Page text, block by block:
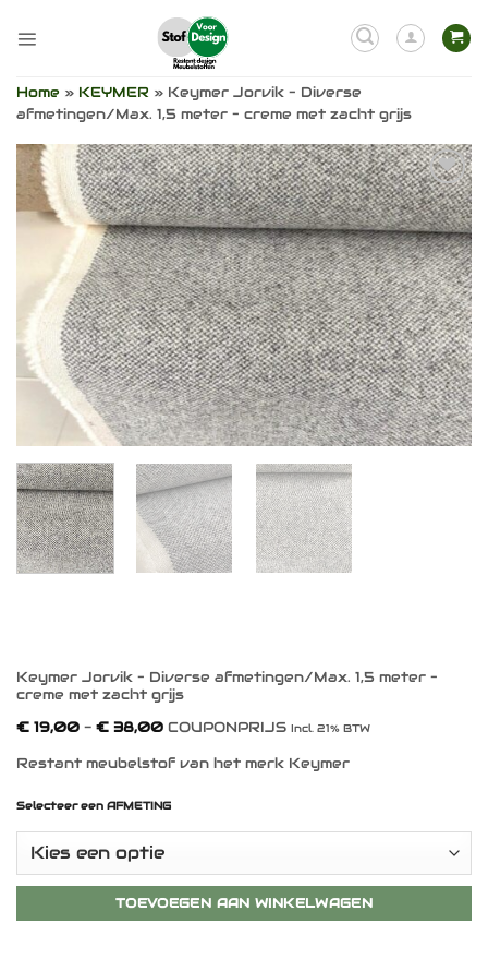
naar
Home » KEYMER » Keymer Jorvik – Diverse
afmetingen/Max. 1,5 meter – creme met zacht grijs
Toevoegen
aan
verlanglijst
Keymer Jorvik – Diverse afmetingen/Max. 1,5 meter –
creme met zacht grijs
€ 19,00 - € 38,00Prijsklasse:
€ 38,00
COUPONPRIJS Incl. 21% BTW
Restant meubelstof van het merk Keymer
Selecteer een AFMETING
TOEVOEGEN AAN WINKELWAGEN